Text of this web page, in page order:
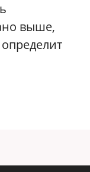
выше,